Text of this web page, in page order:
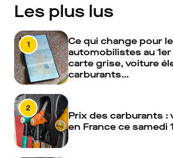
Les plus lus
1
Ce qui change pour
automobilistes au
carte grise, voiture
carburants…
2
Prix des carburants :
en France ce samedi